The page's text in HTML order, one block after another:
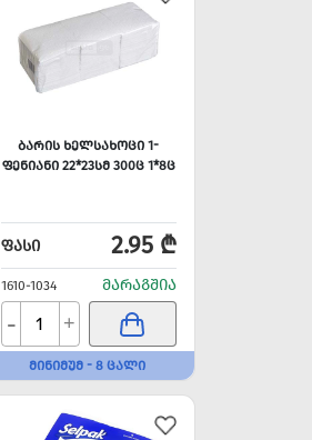
ᲑᲐᲠᲘᲡ ᲮᲔᲚᲡᲐᲮᲝᲪᲘ 1-
ᲤᲔᲜᲘᲐᲜᲘ 22*23ᲡᲛ 300Ც 1*8Ც
ᲤᲐᲡᲘ 2.95 ₾
1610-1034 ᲛᲐᲠᲐᲒᲨᲘᲐ
- +
ᲛᲘᲜᲘᲛᲣᲛ - 8 ᲪᲐᲚᲘ